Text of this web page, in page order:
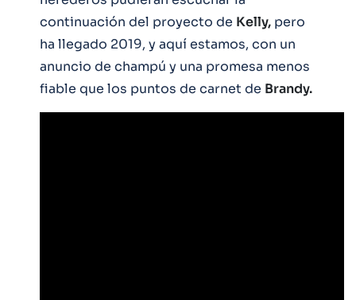
continuación del proyecto de Kelly, pero
ha llegado 2019, y aquí estamos, con un
anuncio de champú y una promesa menos
fiable que los puntos de carnet de Brandy.